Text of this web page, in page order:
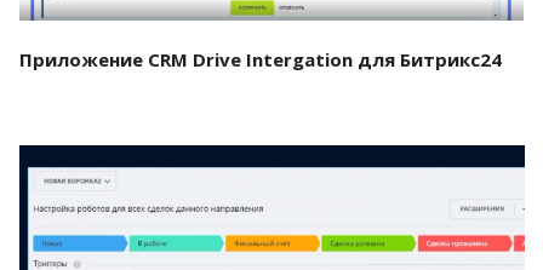
Приложение CRM Drive Intergation для Битрикс24